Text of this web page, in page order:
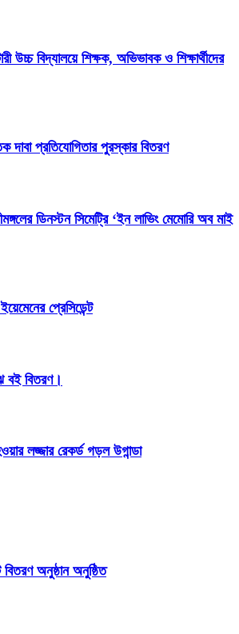
উচ্চ বিদ্যালয়ে শিক্ষক, অভিভাবক ও শিক্ষার্থীদের
দাবা প্রতিযোগিতার পুরস্কার বিতরণ
ডিনস্টন সিমেট্রি ‘ইন লাভিং মেমোরি অব মাই
প্রেসিডেন্ট
বই বিতরণ।
লজ্জার রেকর্ড গড়ল উগান্ডা
বিতরণ অনুষ্ঠান অনুষ্ঠিত